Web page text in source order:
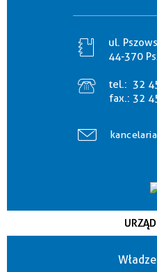
ul.
44-370
tel.: 32
fax.: 32